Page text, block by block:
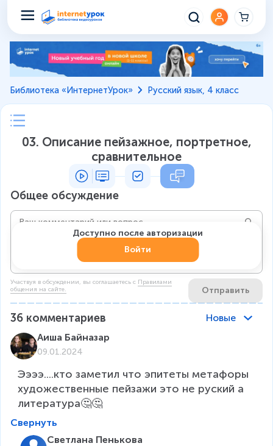
Библиотека «ИнтернетУрок» Русский язык, 4 класс
03. Описание пейзажное, портретное,
сравнительное
Общее обсуждение
Участвуя в обсуждении, вы соглашаетесь c Правилами
общения на сайте.
Отправить
Доступно после авторизации
Войти
36 комментариев
Новые
Аиша Байназар
09.01.2024
Ээээ....кто заметил что эпитеты метафоры
художественные пейзажи это не руский а
литература🤔🤔
Свернуть
Светлана Пенькова